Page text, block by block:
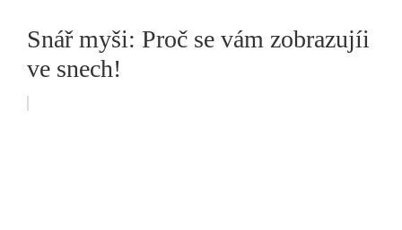
Snář myši: Proč se vám zobrazujíi
ve snech!